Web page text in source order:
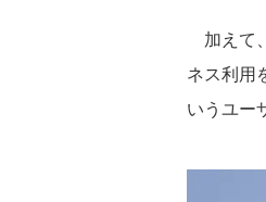
加えて
ネス利用
いうユー